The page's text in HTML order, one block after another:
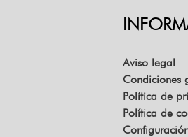
Aviso legal
Condiciones
Política de
Política de